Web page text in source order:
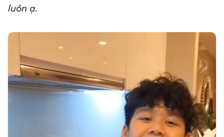
luôn ạ.